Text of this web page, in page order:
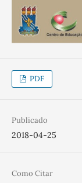
PDF
Publicado
2018-04-25
Como Citar